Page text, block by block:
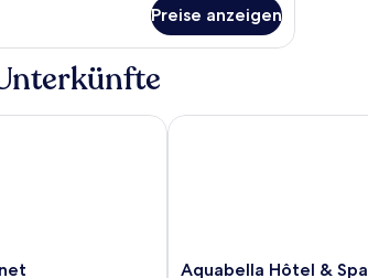
Preise anzeigen
Aquabella
Aquabella Hôtel & Spa
Aquabella Hôtel & Spa